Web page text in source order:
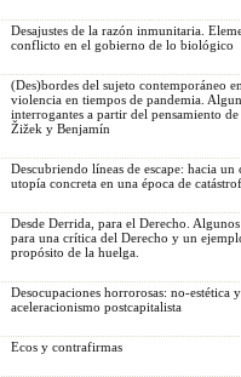
Desajustes de la razón inmunitaria.
conflicto en el gobierno de lo biológico
(Des)bordes del sujeto contemporáneo
violencia en tiempos de pandemia.
interrogantes a partir del pensamiento
Žižek y Benjamín
Descubriendo líneas de escape: hacia un
utopía concreta en una época de
Desde Derrida, para el Derecho.
para una crítica del Derecho y un
propósito de la huelga.
Desocupaciones horrorosas: no-estética y
aceleracionismo postcapitalista
Ecos y contrafirmas